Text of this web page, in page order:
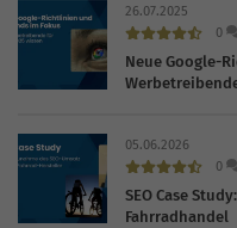
26.07.2025
0
Neue Google-
05.06.2026
0
SEO Case
Fahrradhandel